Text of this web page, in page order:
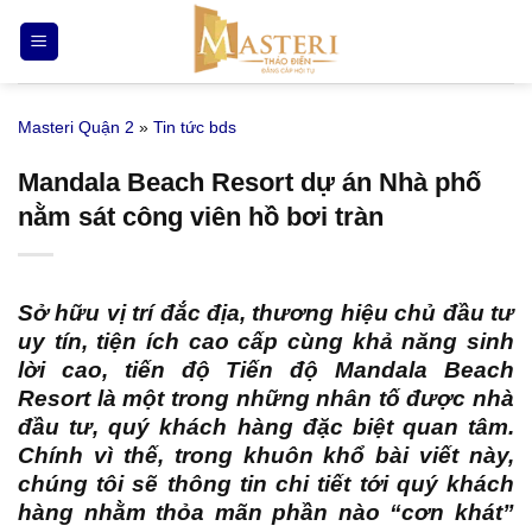
qua
nội
Masteri Quận 2 » Tin tức bds
Mandala Beach Resort dự án Nhà phố
nằm sát công viên hồ bơi tràn
Sở hữu vị trí đắc địa, thương hiệu chủ đầu tư
uy tín, tiện ích cao cấp cùng khả năng sinh
lời cao, tiến độ Tiến độ Mandala Beach
Resortlà một trong những nhân tố được nhà
đầu tư, quý khách hàng đặc biệt quan tâm.
Chính vì thế, trong khuôn khổ bài viết này,
chúng tôi sẽ thông tin chi tiết tới quý khách
hàng nhằm thỏa mãn phần nào “cơn khát”